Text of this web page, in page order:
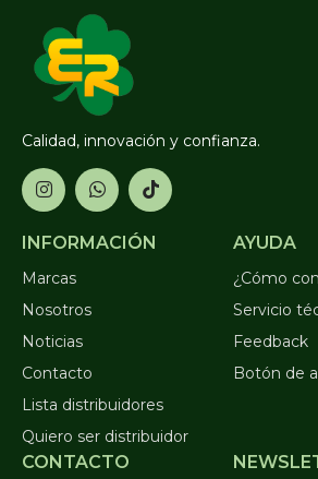
Calidad, innovación y confianza.
INFORMACIÓN
Marcas
Nosotros
Noticias
Contacto
Lista distribuidores
Quiero ser distribuidor
AYUDA
¿Cómo
Servicio
Feedback
Botón de
CONTACTO